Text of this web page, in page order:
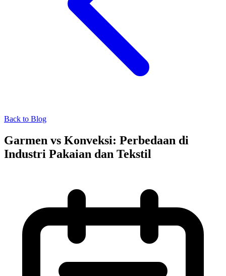
Back to Blog
Garmen vs Konveksi: Perbedaan di
Industri Pakaian dan Tekstil